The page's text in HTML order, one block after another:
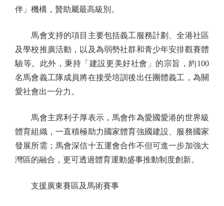
伴」機構，贊助屬最高級別。
馬會支持的項目主要包括義工服務計劃、全港社區
及學校推廣活動，以及為弱勢社群和青少年安排觀賽體
驗等。此外，秉持「建設更美好社會」的宗旨，約100
名馬會義工隊成員將在接受培訓後出任團體義工，為關
愛社會出一分力。
馬會主席利子厚表示，馬會作為愛國愛港的世界級
體育組織，一直積極助力國家體育強國建設、服務國家
發展所需；馬會深信十五運會合作不但可進一步加強大
灣區的融合，更可透過體育運動盛事推動制度創新。
支援廣東賽區及馬術賽事